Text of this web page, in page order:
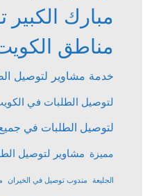
مبارك الكبير
مناطق
خدمة مشاوير لتوصيل
لتوصيل الطلبات في
لتوصيل الطلبات في جميع
مميزة مشاوير لتوصيل
الجليعة مندوب توصيل في الخيران